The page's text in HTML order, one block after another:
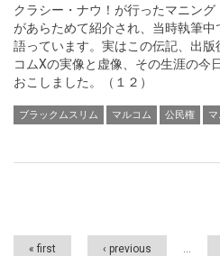
クラシー・ナウ！が行ったマニン
があらためて紹介され、当時執筆
語っています。実はこの伝記、出
コムXの実像と虚像、その生涯の今
おこしました。（１２）
ブラックムスリム マルコム 公民権
Pages
« first ‹ previous …